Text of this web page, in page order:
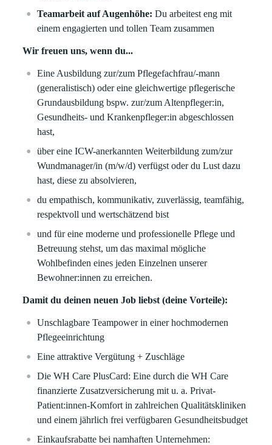
Teamarbeit auf Augenhöhe: Du arbeitest eng mit
einem engagierten und tollen Team zusammen
Wir freuen uns, wenn du...
Eine Ausbildung zur/zum Pflegefachfrau/-mann
(generalistisch) oder eine gleichwertige pflegerische
Grundausbildung bspw. zur/zum Altenpfleger:in,
Gesundheits- und Krankenpfleger:in abgeschlossen
hast,
über eine ICW-anerkannten Weiterbildung zum/zur
Wundmanager/in (m/w/d) verfügst oder du Lust dazu
hast, diese zu absolvieren,
du empathisch, kommunikativ, zuverlässig, teamfähig,
respektvoll und wertschätzend bist
und für eine moderne und professionelle Pflege und
Betreuung stehst, um das maximal mögliche
Wohlbefinden eines jeden Einzelnen unserer
Bewohner:innen zu erreichen.
Damit du deinen neuen Job liebst (deine Vorteile):
Unschlagbare Teampower in einer hochmodernen
Pflegeeinrichtung
Eine attraktive Vergütung + Zuschläge
Die WH Care PlusCard: Eine durch die WH Care
finanzierte Zusatzversicherung mit u. a. Privat-
Patient:innen-Komfort in zahlreichen Qualitätskliniken
und einem jährlich frei verfügbaren Gesundheitsbudget
Einkaufsrabatte bei namhaften Unternehmen: